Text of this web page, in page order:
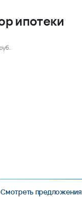
ипотеки
Смотреть предложения